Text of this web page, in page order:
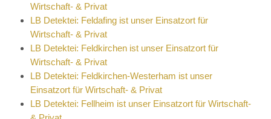
Wirtschaft- & Privat
LB Detektei: Feldafing ist unser Einsatzort für
Wirtschaft- & Privat
LB Detektei: Feldkirchen ist unser Einsatzort für
Wirtschaft- & Privat
LB Detektei: Feldkirchen-Westerham ist unser
Einsatzort für Wirtschaft- & Privat
LB Detektei: Fellheim ist unser Einsatzort für Wirtschaft-